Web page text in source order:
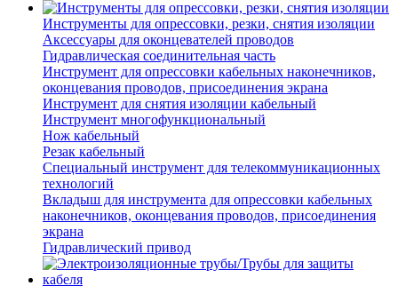
Инструменты для опрессовки, резки, снятия изоляции
Аксессуары для оконцевателей проводов
Гидравлическая соединительная часть
Инструмент для опрессовки кабельных наконечников,
оконцевания проводов, присоединения экрана
Инструмент для снятия изоляции кабельный
Инструмент многофункциональный
Нож кабельный
Резак кабельный
Специальный инструмент для телекоммуникационных
технологий
Вкладыш для инструмента для опрессовки кабельных
наконечников, оконцевания проводов, присоединения
экрана
Гидравлический привод